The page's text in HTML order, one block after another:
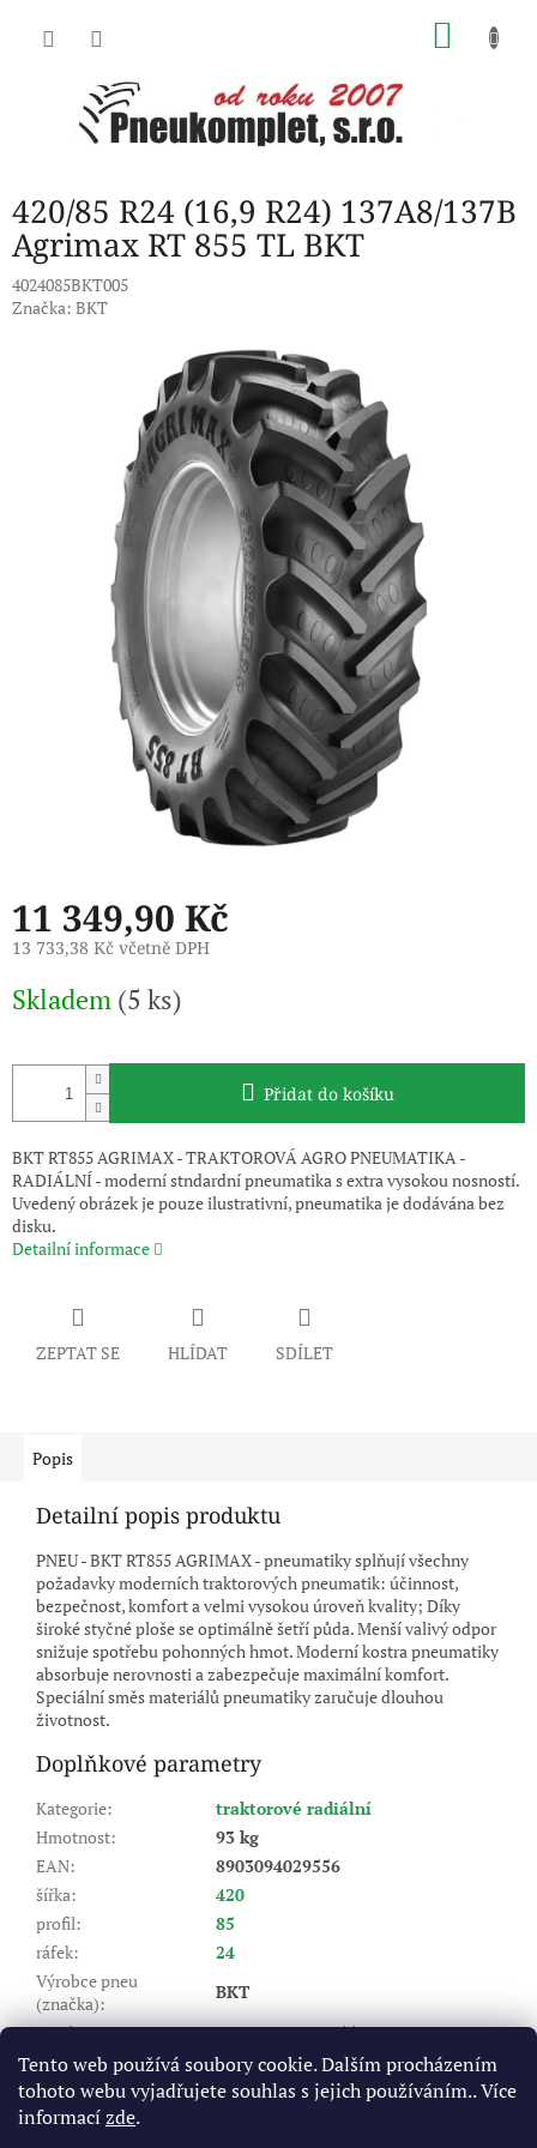
Tento web používá soubory cookie. Dalším procházením
tohoto webu vyjadřujete souhlas s jejich používáním.. Více
informacízde.
420/85 R24 (16,9 R24) 137A8/137B
Agrimax RT 855 TL BKT
4024085BKT005
Značka: BKT
11 349,90 Kč
13 733,38 Kč včetně DPH
cena:
Skladem (5 ks)
Přidat do košíku
BKT RT855 AGRIMAX - TRAKTOROVÁ AGRO PNEUMATIKA -
RADIÁLNÍ - moderní stndardní pneumatika s extra vysokou nosností.
Uvedený obrázek je pouze ilustrativní, pneumatika je dodávána bez
disku.
Detailní informace
ZEPTAT SE HLÍDAT SDÍLET
Popis
Detailní popis produktu
PNEU - BKT RT855 AGRIMAX - pneumatiky splňují všechny
požadavky moderních traktorových pneumatik: účinnost,
bezpečnost, komfort a velmi vysokou úroveň kvality; Díky
široké styčné ploše se optimálně šetří půda. Menší valivý odpor
snižuje spotřebu pohonných hmot. Moderní kostra pneumatiky
absorbuje nerovnosti a zabezpečuje maximální komfort.
Speciální směs materiálů pneumatiky zaručuje dlouhou
životnost.
Doplňkové parametry
Kategorie:
traktorové radiální
Hmotnost:
93 kg
EAN:
8903094029556
šířka:
420
profil:
85
ráfek:
24
Výrobce pneu
(značka):
BKT
Dezén:
AGRIMAX RT 855
Index nosnosti (LI):
137/137
Rychlostní index (SI):
A8 - do 40 km/hod, B - do 50